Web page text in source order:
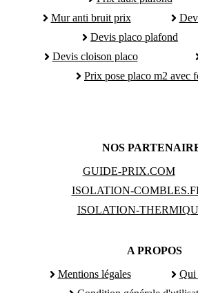
Mur anti bruit prix
Devis placo plafond
Devis cloison placo
Prix pose placo m2 avec
NOS
GUIDE-PRIX.COM
ISOLATION-
ISOLATION-
A PROPOS
Mentions légales
Qui